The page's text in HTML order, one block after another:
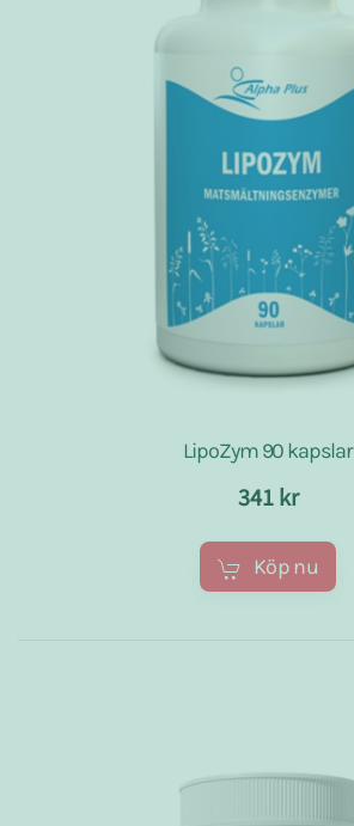
LipoZym 90 kapslar
341 kr
Köp nu